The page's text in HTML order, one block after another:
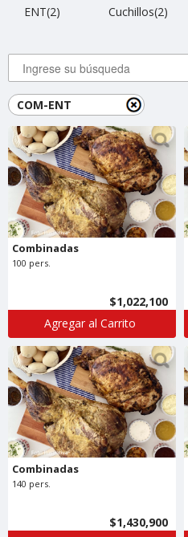
ENT(2)
Cuchillos(2)
COM-ENT
Combinadas
100 pers.
$1,022,100
Agregar al Carrito
Combinadas
140 pers.
$1,430,900